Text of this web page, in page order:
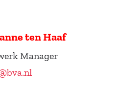
ten Haaf
Manager